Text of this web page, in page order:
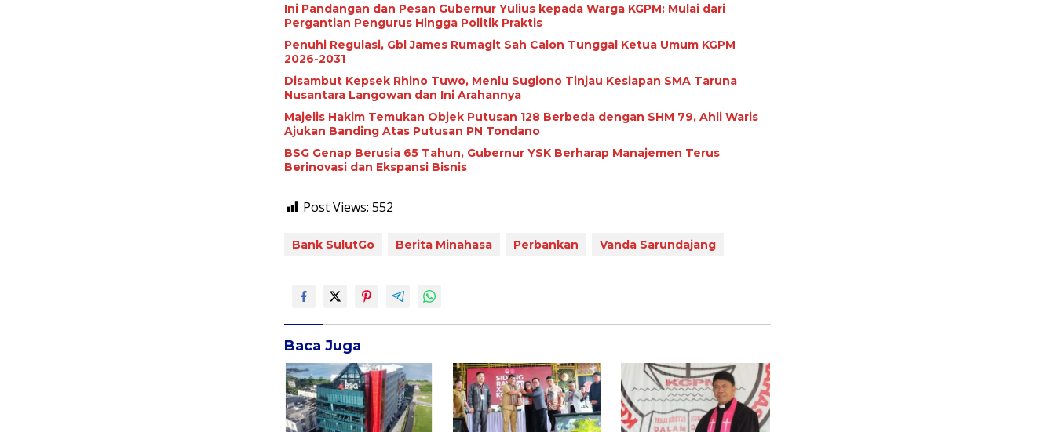
Ini Pandangan dan Pesan Gubernur Yulius kepada Warga KGPM: Mulai dari
Pergantian Pengurus Hingga Politik Praktis
Penuhi Regulasi, Gbl James Rumagit Sah Calon Tunggal Ketua Umum KGPM
2026-2031
Disambut Kepsek Rhino Tuwo, Menlu Sugiono Tinjau Kesiapan SMA Taruna
Nusantara Langowan dan Ini Arahannya
Majelis Hakim Temukan Objek Putusan 128 Berbeda dengan SHM 79, Ahli Waris
Ajukan Banding Atas Putusan PN Tondano
BSG Genap Berusia 65 Tahun, Gubernur YSK Berharap Manajemen Terus
Berinovasi dan Ekspansi Bisnis
Post Views: 552
Bank SulutGo Berita Minahasa Perbankan Vanda Sarundajang
Baca Juga